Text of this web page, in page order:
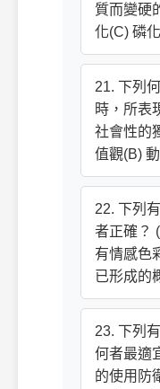
質而變硬
化(C) 磷
21. 下列
時，所表
社會性的
值觀(B)
22. 下列
者正確？
有情感色
已形成的
23. 下列
何者最適
的使用防